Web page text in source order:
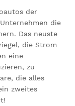
der
die
Das neuste
die Strom
eine
zu
die alles
zweites